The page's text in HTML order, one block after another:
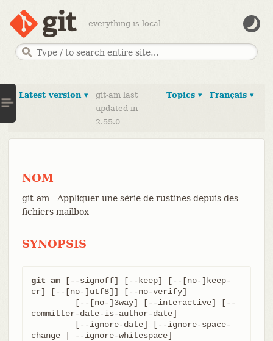
--everything-is-local
Français ▾
Topics ▾
Latest version ▾
git-am last
updated in
2.55.0
NOM
git-am - Appliquer une série de rustines depuis des
fichiers mailbox
SYNOPSIS
git am [--signoff] [--keep] [--[no-]keep-
cr] [--[no-]utf8]] [--no-verify]
committer-date-is-author-date]
change | --ignore-whitespace]